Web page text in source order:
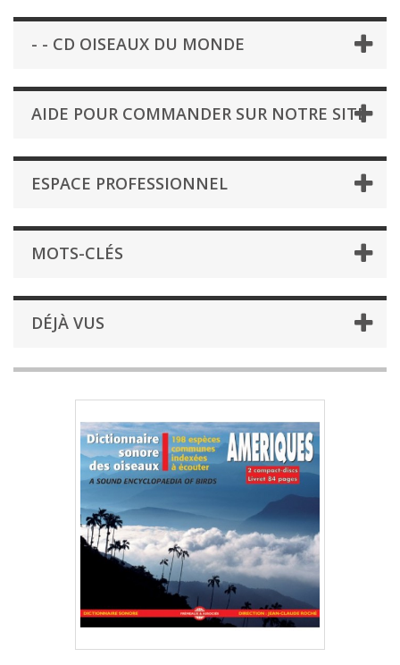
- - CD OISEAUX DU MONDE
AIDE POUR COMMANDER SUR NOTRE SITE
ESPACE PROFESSIONNEL
MOTS-CLÉS
DÉJÀ VUS